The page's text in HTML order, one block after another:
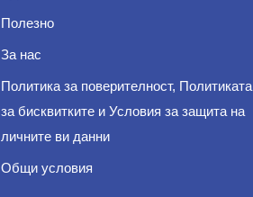
Полезно
За нас
Политика за поверителност, Политиката
за бисквитките и Условия за защита на
личните ви данни
Общи условия